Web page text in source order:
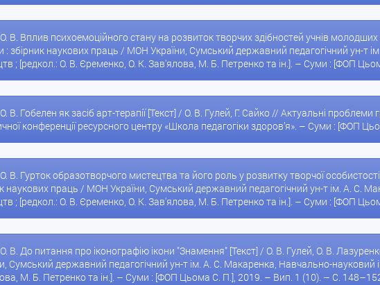
В. Вплив психоемоційного стану на розвиток творчих здібностей учнів
: збірник наукових праць / МОН України, Сумський державний педагогічний ун-т
; [редкол.: О. В. Єременко, О. К. Зав'ялова, М. Б. Петренко та ін.]. – Суми : [ФОП
В. Гобелен як засіб арт-терапії [Текст] / О. В. Гулей, Г. Сайко // Актуальні
конференції ресурсного центру «Школа педагогіки здоров’я». – Суми : [ФОП
В. Гурток образотворчого мистецтва та його роль у розвитку творчої
наукових праць / МОН України, Сумський державний педагогічний ун-т ім. А. С.
; [редкол.: О. В. Єременко, О. К. Зав'ялова, М. Б. Петренко та ін.]. – Суми : [ФОП
В. До питання про іконографію ікони "Знамення" [Текст] / О. В. Гулей, О. В.
Сумський державний педагогічний ун-т ім. А. С. Макаренка, Навчально-науковий
М. Б. Петренко та ін.]. – Суми : [ФОП Цьома С. П.], 2019. – Вип. 1 (10). – С.